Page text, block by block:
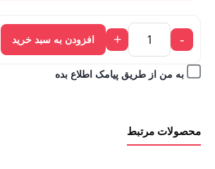
بود.
-
+ افزودن به سبد خرید
به من از طریق پیامک اطلاع بده
محصولات مرتبط